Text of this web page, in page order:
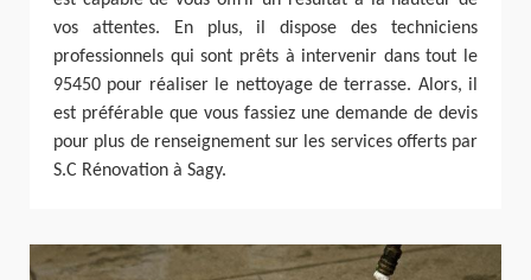
vos attentes. En plus, il dispose des techniciens
professionnels qui sont prêts à intervenir dans tout le
95450 pour réaliser le nettoyage de terrasse. Alors, il
est préférable que vous fassiez une demande de devis
pour plus de renseignement sur les services offerts par
S.C Rénovation à Sagy.